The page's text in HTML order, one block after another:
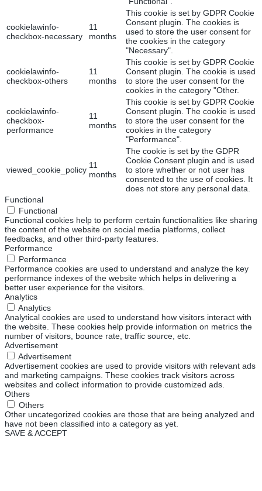
cookielawinfo-
checkbox-necessary
11
months
This cookie is set by GDPR Cookie
Consent plugin. The cookies is
used to store the user consent for
the cookies in the category
"Necessary".
cookielawinfo-
checkbox-others
11
months
This cookie is set by GDPR Cookie
Consent plugin. The cookie is used
to store the user consent for the
cookies in the category "Other.
cookielawinfo-
checkbox-
performance
11
months
This cookie is set by GDPR Cookie
Consent plugin. The cookie is used
to store the user consent for the
cookies in the category
"Performance".
viewed_cookie_policy 11
months
The cookie is set by the GDPR
Cookie Consent plugin and is used
to store whether or not user has
consented to the use of cookies. It
does not store any personal data.
Functional
Functional
Functional cookies help to perform certain functionalities like sharing
the content of the website on social media platforms, collect
feedbacks, and other third-party features.
Performance
Performance
Performance cookies are used to understand and analyze the key
performance indexes of the website which helps in delivering a
better user experience for the visitors.
Analytics
Analytics
Analytical cookies are used to understand how visitors interact with
the website. These cookies help provide information on metrics the
number of visitors, bounce rate, traffic source, etc.
Advertisement
Advertisement
Advertisement cookies are used to provide visitors with relevant ads
and marketing campaigns. These cookies track visitors across
websites and collect information to provide customized ads.
Others
Others
Other uncategorized cookies are those that are being analyzed and
have not been classified into a category as yet.
SAVE & ACCEPT